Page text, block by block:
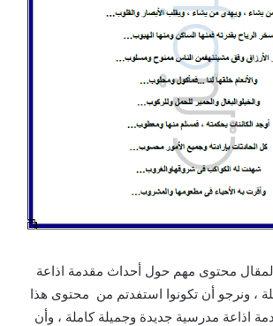
محتوى مهم حول أحداث مقدمة اذاعة
، ونرجو أن تكونوا استفدتم من محتوى هذا
اذاعة مدرسية جديدة وجميلة كاملة ، وأن